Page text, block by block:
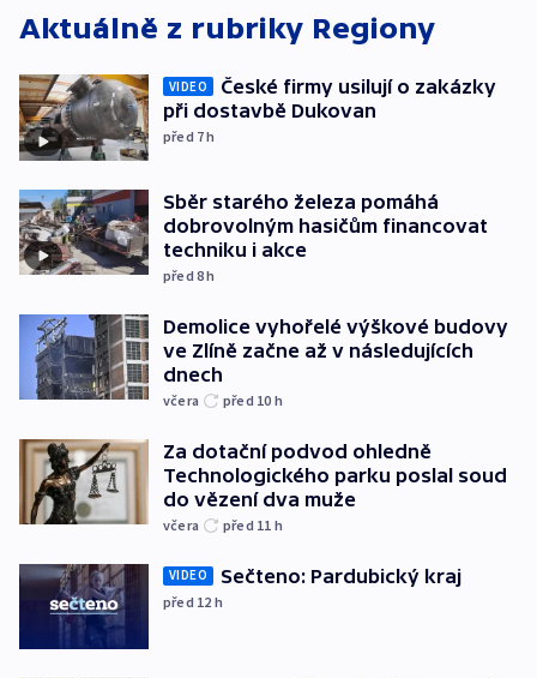
Aktuálně z rubriky Regiony
VIDEO
České firmy usilují o zakázky
při dostavbě Dukovan
před 7h
Sběr starého železa pomáhá
dobrovolným hasičům financovat
techniku i akce
před 8h
Demolice vyhořelé výškové budovy
ve Zlíně začne až v následujících
dnech
včera před 10 h
Za dotační podvod ohledně
Technologického parku poslal soud
do vězení dva muže
včera před 11 h
VIDEO Sečteno: Pardubický kraj
před 12 h